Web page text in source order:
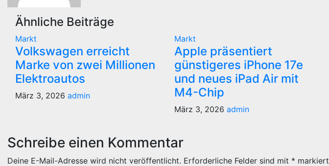
Ähnliche Beiträge
Markt
Volkswagen erreicht
Marke von zwei Millionen
Elektroautos
März 3, 2026 admin
Markt
Apple präsentiert
günstigeres iPhone 17e
und neues iPad Air mit
M4-Chip
März 3, 2026admin
Schreibe einen Kommentar
Deine E-Mail-Adresse wird nicht veröffentlicht. Erforderliche Felder sind mit * markiert